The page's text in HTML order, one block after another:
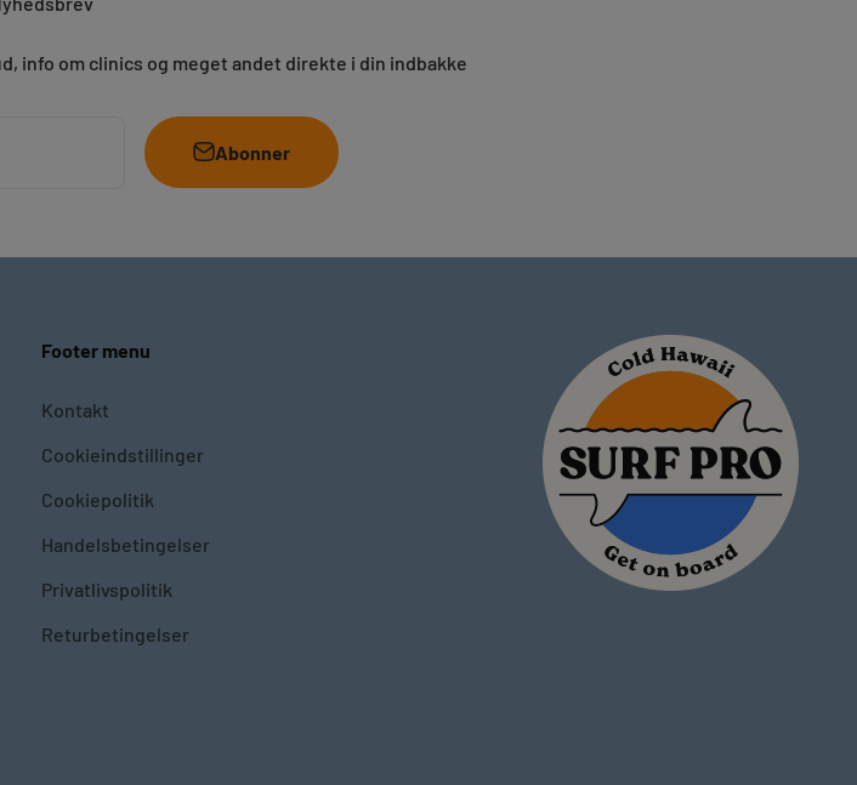
info om clinics og meget andet direkte i din indbakke
Abonner
Footer menu
Kontakt
Cookieindstillinger
Cookiepolitik
Handelsbetingelser
Privatlivspolitik
Returbetingelser